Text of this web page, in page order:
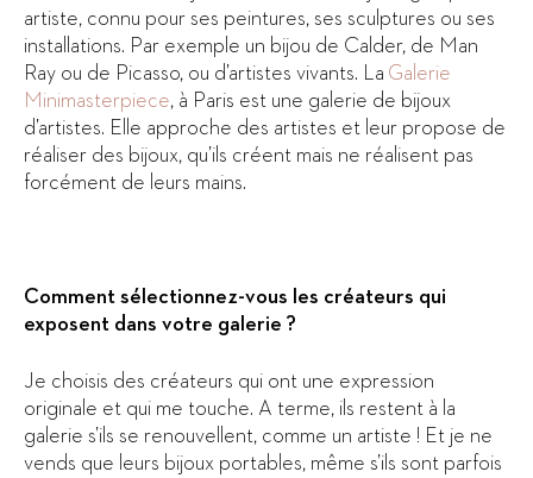
artiste, connu pour ses peintures, ses sculptures ou ses
installations. Par exemple un bijou de Calder, de Man
Ray ou de Picasso, ou d’artistes vivants. La Galerie
Minimasterpiece, à Paris est une galerie de bijoux
d’artistes. Elle approche des artistes et leur propose de
réaliser des bijoux, qu’ils créent mais ne réalisent pas
forcément de leurs mains.
Comment sélectionnez-vous les créateurs qui
exposent dans votre galerie ?
Je choisis des créateurs qui ont une expression
originale et qui me touche. A terme, ils restent à la
galerie s’ils se renouvellent, comme un artiste ! Et je ne
vends que leurs bijoux portables, même s’ils sont parfois